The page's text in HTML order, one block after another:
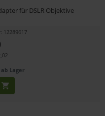
für DSLR Objektive
12289617
Lager